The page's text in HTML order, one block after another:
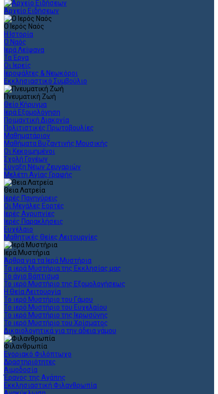
Αρχείο Ειδήσεων
Ο Ιερός Ναός
Η Ιστορία
Ο Ναός
Ιερά Λείψανα
Τα Έργα
Οι Ιερείς
Ιεροψάλτες & Νεωκόροι
Εκκλησιαστικό Συμβούλιο
Πνευματική Ζωή
Θείο Κήρυγμα
Ιερά Εξομολόγηση
Ποιμαντική Διακονία
Πολιτιστικές Πρωτοβουλίες
Μαθηματάριον
Μαθήματα Βυζαντινής Μουσικής
Οι Κεκοιμημένοι
Σχολή Γονέων
Σύναξη Νέων Ζευγαριών
Μελέτη Αγίας Γραφής
Θεια Λατρεία
Ιερές Πανηγύρεις
Οι Μεγάλες Εορτές
Ιερές Αγρυπνίες
Ιερές Παρακλήσεις
Ευχέλαιο
Μαθητικές Θείες Λειτουργίες
Ιερά Μυστήρια
Άρθρα για τα Ιερά Μυστήρια
Τα ιερά Μυστήρια της Εκκλησίας μας
Το άγιο Βάπτισμα
Το ιερό Μυστήριο της Εξομολογήσεως
Η Θεία Λειτουργία
Το ιερό Μυστήριο του Γάμου
Το ιερό Μυστήριο του Ευχελαίου
Το ιερό Μυστήριο της Ιερωσύνης
Το ιερό Μυστήριο του Χρίσματος
Δικαιολογητικά για την άδεια γάμου
Φιλανθρωπία
Ενοριακό Φιλόπτωχο
Δραστηριότητες
Αιμοδοσία
Έρανος της Αγάπης
Εκκλησιαστική Φιλανθρωπία